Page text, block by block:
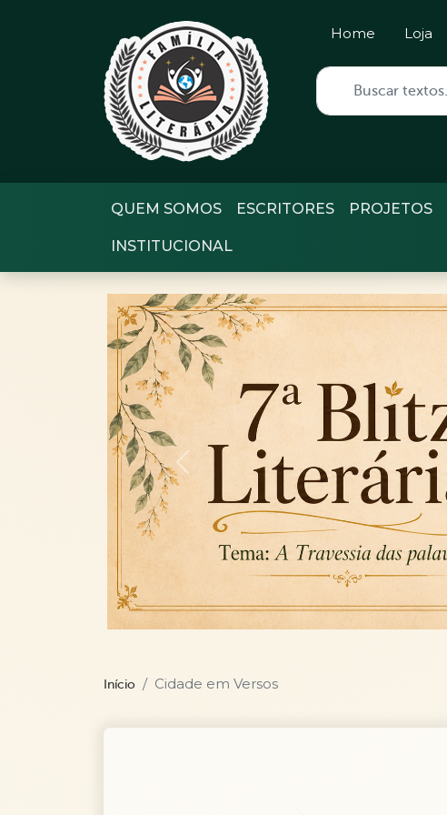
Home Loja
QUEM SOMOS ESCRITORES PROJETOS
INSTITUCIONAL
Previous
Início Cidade em Versos